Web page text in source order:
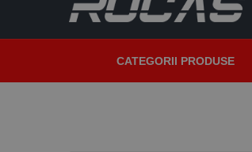
CATEGORII PRODUSE